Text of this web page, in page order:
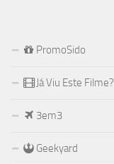
PromoSido
Já Viu Este Filme?
3em3
Geekyard